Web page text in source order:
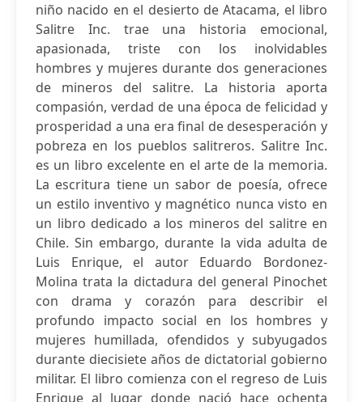
niño nacido en el desierto de Atacama, el libro
Salitre Inc. trae una historia emocional,
apasionada, triste con los inolvidables
hombres y mujeres durante dos generaciones
de mineros del salitre. La historia aporta
compasión, verdad de una época de felicidad y
prosperidad a una era final de desesperación y
pobreza en los pueblos salitreros. Salitre Inc.
es un libro excelente en el arte de la memoria.
La escritura tiene un sabor de poesía, ofrece
un estilo inventivo y magnético nunca visto en
un libro dedicado a los mineros del salitre en
Chile. Sin embargo, durante la vida adulta de
Luis Enrique, el autor Eduardo Bordonez-
Molina trata la dictadura del general Pinochet
con drama y corazón para describir el
profundo impacto social en los hombres y
mujeres humillada, ofendidos y subyugados
durante diecisiete años de dictatorial gobierno
militar. El libro comienza con el regreso de Luis
Enrique al lugar donde nació hace ochenta